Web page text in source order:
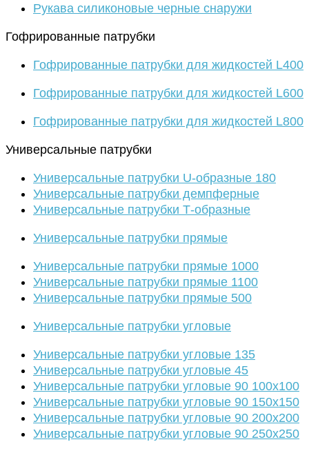
Рукава силиконовые черные снаружи
Гофрированные патрубки
Гофрированные патрубки для жидкостей L400
Гофрированные патрубки для жидкостей L600
Гофрированные патрубки для жидкостей L800
Универсальные патрубки
Универсальные патрубки U-образные 180
Универсальные патрубки демпферные
Универсальные патрубки Т-образные
Универсальные патрубки прямые
Универсальные патрубки прямые 1000
Универсальные патрубки прямые 1100
Универсальные патрубки прямые 500
Универсальные патрубки угловые
Универсальные патрубки угловые 135
Универсальные патрубки угловые 45
Универсальные патрубки угловые 90 100х100
Универсальные патрубки угловые 90 150х150
Универсальные патрубки угловые 90 200х200
Универсальные патрубки угловые 90 250х250